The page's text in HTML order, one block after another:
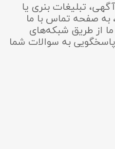
تبلیغات بنری یا
به صفحه تماس با ما
ما از طریق شبکه‌های
به سوالات شما